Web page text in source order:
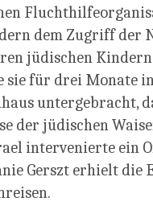
dem Zugriff der
jüdischen
sie für drei Monate
untergebracht,
der jüdischen
intervenierte ein
Gerszt erhielt